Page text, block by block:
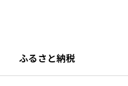
ふるさと納税